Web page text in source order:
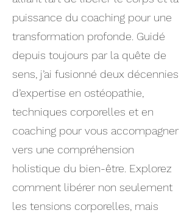
puissance du coaching pour une
transformation profonde. Guidé
depuis toujours par la quête de
sens, j’ai fusionné deux décennies
d’expertise en ostéopathie,
techniques corporelles et en
coaching pour vous accompagner
vers une compréhension
holistique du bien-être. Explorez
comment libérer non seulement
les tensions corporelles, mais